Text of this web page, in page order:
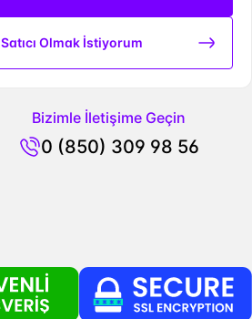
Satıcı Olmak İstiyorum
Bizimle İletişime Geçin
0 (850) 309 98 56